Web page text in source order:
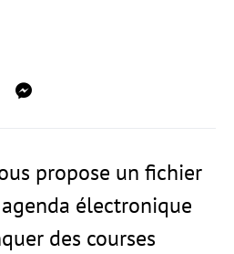
propose un fichier
électronique
des courses